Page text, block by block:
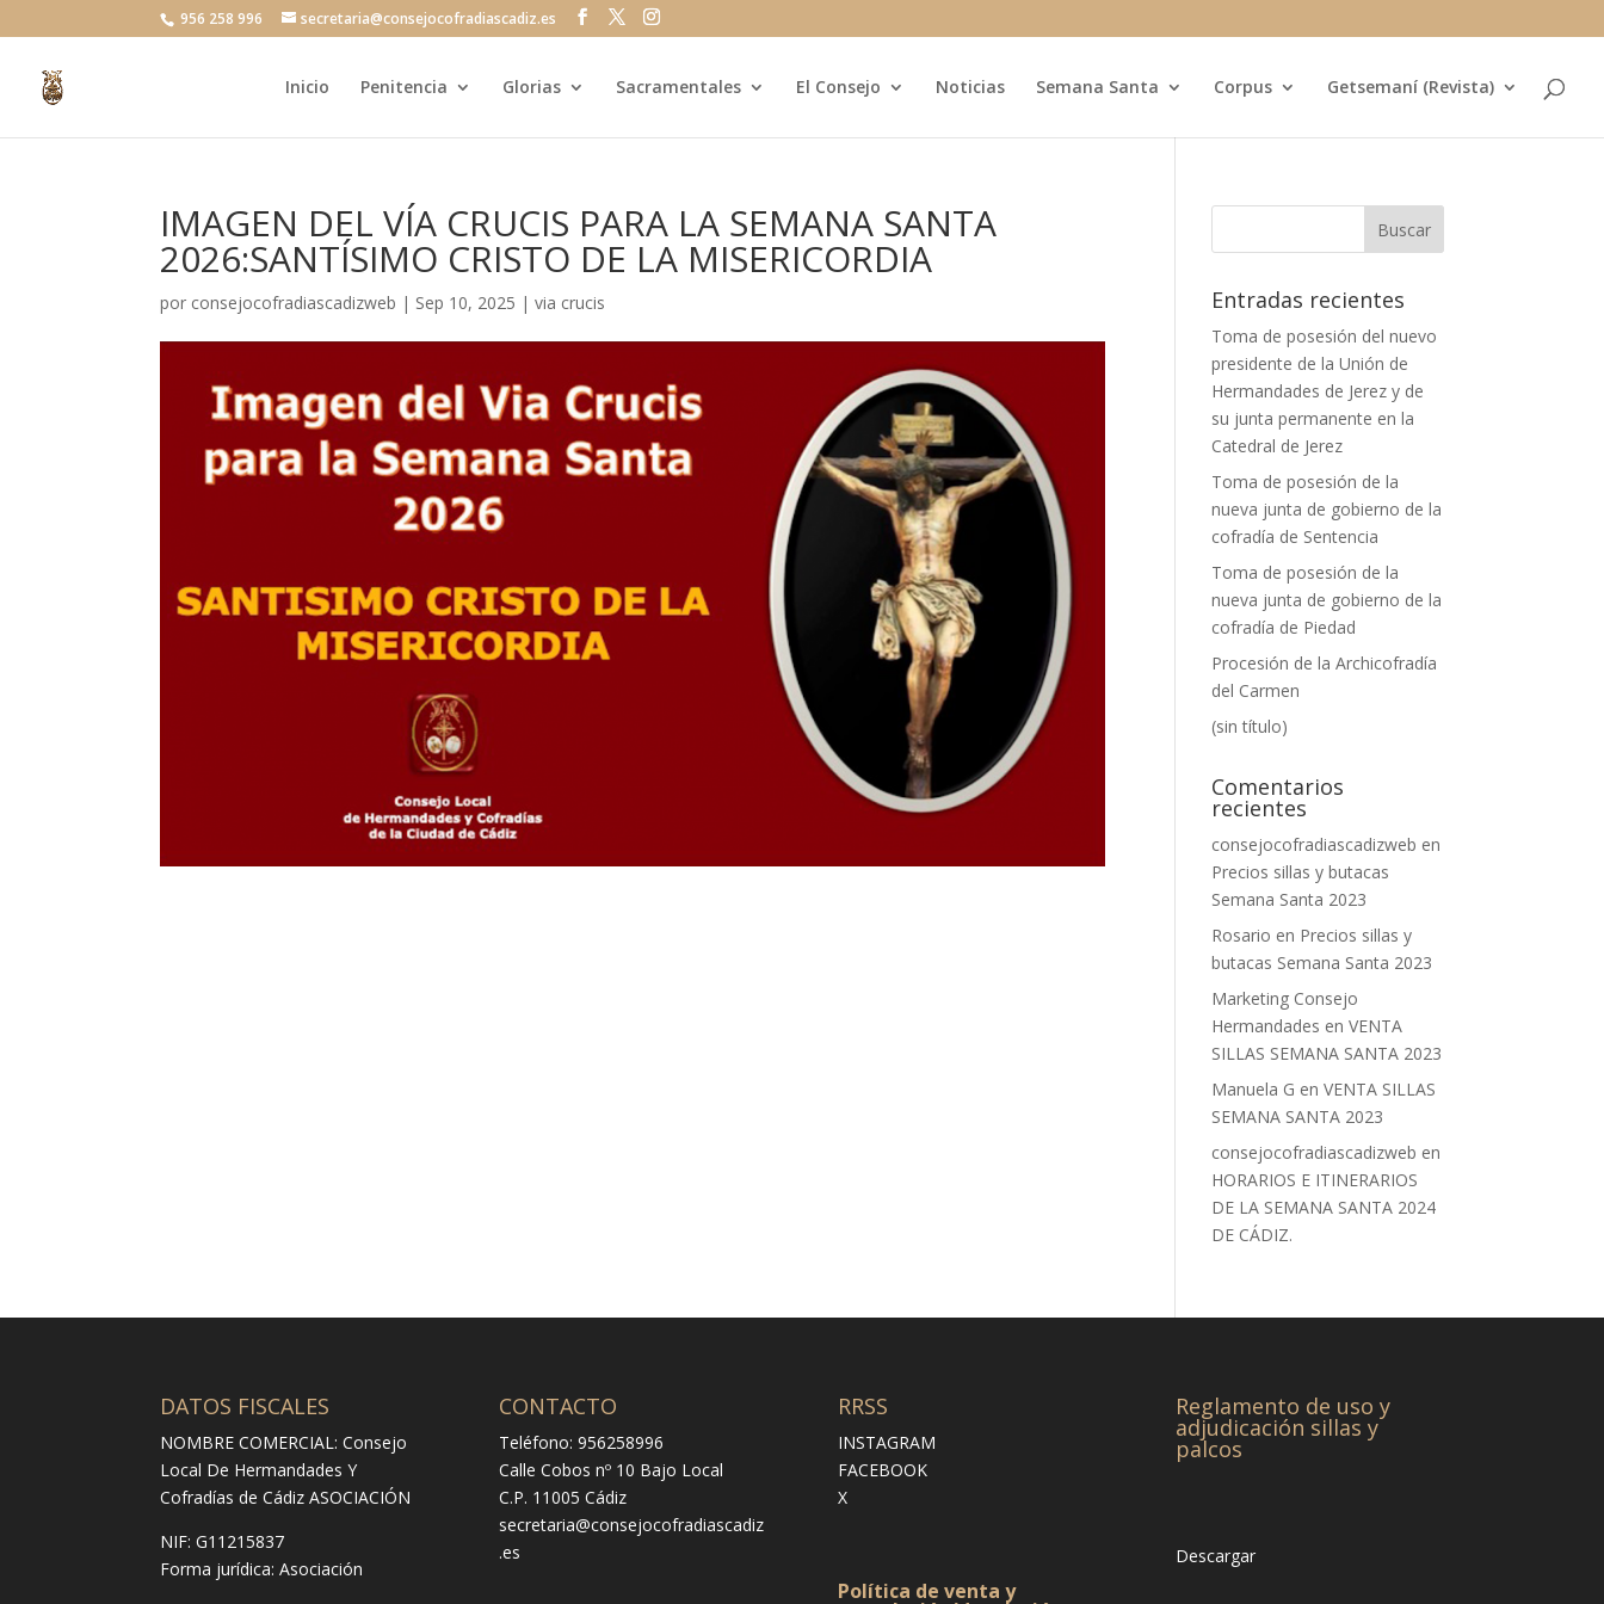
956 258 996 secretaria@consejocofradiascadiz.es
Inicio Penitencia Glorias Sacramentales El Consejo Noticias Semana Santa Corpus Getsemaní (Revista)
IMAGEN DEL VÍA CRUCIS PARA LA SEMANA SANTA
2026:SANTÍSIMO CRISTO DE LA MISERICORDIA
por consejocofradiascadizweb | Sep 10, 2025 |via crucis Entradas recientes
Toma de posesión del nuevo
presidente de la Unión de
Hermandades de Jerez y de
su junta permanente en la
Catedral de Jerez
Toma de posesión de la
nueva junta de gobierno de la
cofradía de Sentencia
Toma de posesión de la
nueva junta de gobierno de la
cofradía de Piedad
Procesión de la Archicofradía
del Carmen
(sin título)
Comentarios
recientes
consejocofradiascadizweb en
Precios sillas y butacas
Semana Santa 2023
Rosario en Precios sillas y
butacas Semana Santa 2023
Marketing Consejo
Hermandades enVENTA
SILLAS SEMANA SANTA 2023
Manuela G enVENTA SILLAS
SEMANA SANTA 2023
consejocofradiascadizweb en
HORARIOS E ITINERARIOS
DE LA SEMANA SANTA 2024
DE CÁDIZ.
DATOS FISCALES
NOMBRE COMERCIAL: Consejo
Local De Hermandades Y
Cofradías de Cádiz ASOCIACIÓN
NIF: G11215837
Forma jurídica:Asociación
CONTACTO
Teléfono: 956258996
Calle Cobos nº 10 Bajo Local
C.P. 11005 Cádiz
secretaria@consejocofradiascadiz
.es
RRSS
INSTAGRAM
FACEBOOK
X
Política de venta y
Reglamento de uso y
adjudicación sillas y
palcos
Descargar